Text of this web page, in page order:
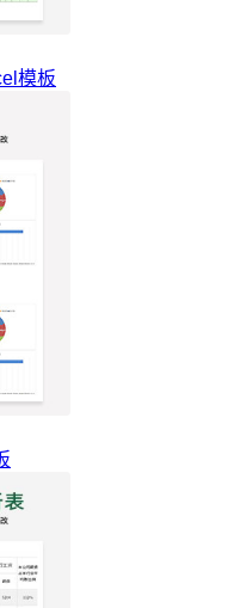
模板